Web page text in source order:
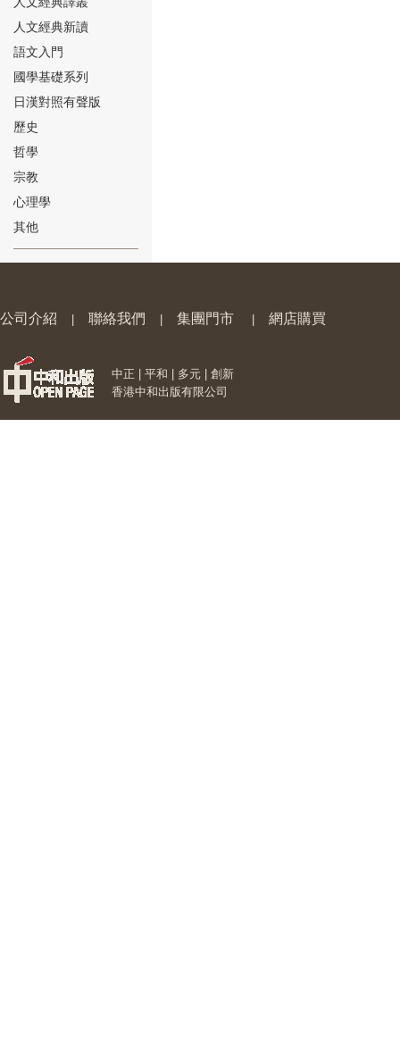
⑱
⑳
人文經典新讀
語文入門
國學基礎系列
日漢對照有聲版
歷史
哲學
宗教
心理學
其他
公司介紹 聯絡我們 集團門市 網店購買
中正 | 平和 | 多元 | 創新
香港中和出版有限公司